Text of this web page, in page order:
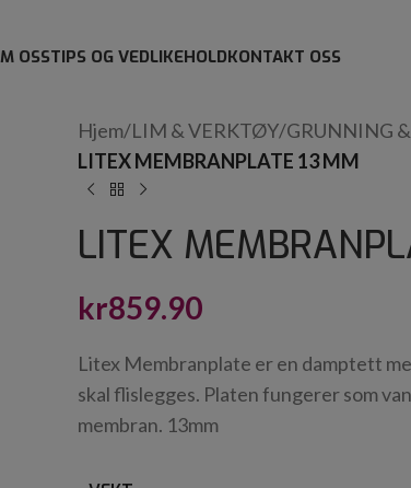
OSSTIPS OG VEDLIKEHOLDKONTAKT OSS
Hjem/LIM & VERKTØY/GRUNNING
LITEX MEMBRANPLATE 13 MM
LITEX
kr859.90
Litex Membranplate er en damptett
skal flislegges. Platen fungerer som
membran. 13mm